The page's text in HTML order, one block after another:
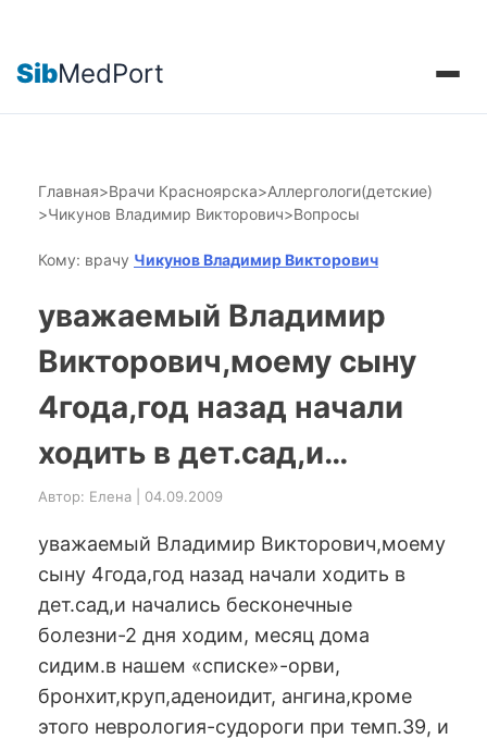
SibMedPort
Главная>Врачи Красноярска>Аллергологи(детские)
>Чикунов Владимир Викторович>Вопросы
Кому: врачу Чикунов Владимир Викторович
уважаемый Владимир
Викторович,моему сыну
4года,год назад начали
ходить в дет.сад,и…
Автор: Елена | 04.09.2009
уважаемый Владимир Викторович,моему
сыну 4года,год назад начали ходить в
дет.сад,и начались бесконечные
болезни-2 дня ходим, месяц дома
сидим.в нашем «списке»-орви,
бронхит,круп,аденоидит, ангина,кроме
этого неврология-судороги при темп.39, и